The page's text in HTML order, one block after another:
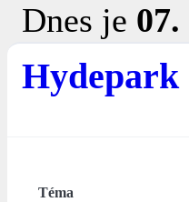
Dnes je 07.
Hydepark
Téma